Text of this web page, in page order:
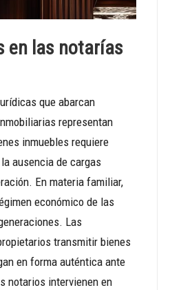
en las notarías
que abarcan
representan
inmuebles requiere
ausencia de cargas
En materia familiar,
económico de las
Las
transmitir bienes
en forma auténtica ante
notarios intervienen en